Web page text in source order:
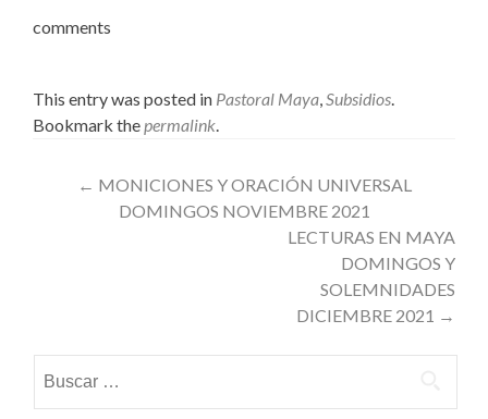
comments
This entry was posted in Pastoral Maya,Subsidios.
Bookmark thepermalink.
Post
navigation
← MONICIONES Y ORACIÓN UNIVERSAL
DOMINGOS NOVIEMBRE 2021
LECTURAS EN MAYA
DOMINGOS Y
SOLEMNIDADES
DICIEMBRE 2021 →